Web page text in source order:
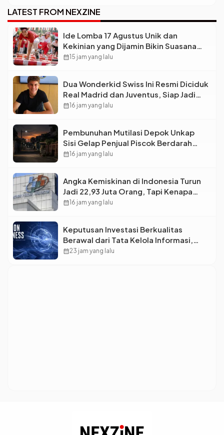
LATEST FROM NEXZINE
Ide Lomba 17 Agustus Unik dan
Kekinian yang Dijamin Bikin Suasana
Makin Pecah
calendar_month15 jam yang lalu
Dua Wonderkid Swiss Ini Resmi Diciduk
Real Madrid dan Juventus, Siap Jadi
Bintang Baru Eropa
calendar_month16 jam yang lalu
Pembunuhan Mutilasi Depok Unkap
Sisi Gelap Penjual Piscok Berdarah
Dingin
calendar_month16 jam yang lalu
Angka Kemiskinan di Indonesia Turun
Jadi 22,93 Juta Orang, Tapi Kenapa
Ketimpangan Desa dan Kota Malah
calendar_month16 jam yang lalu
Keputusan Investasi Berkualitas
Berawal dari Tata Kelola Informasi,
Monica Triyadi: Bukan Sekadar Analisis
calendar_month23 jam yang lalu